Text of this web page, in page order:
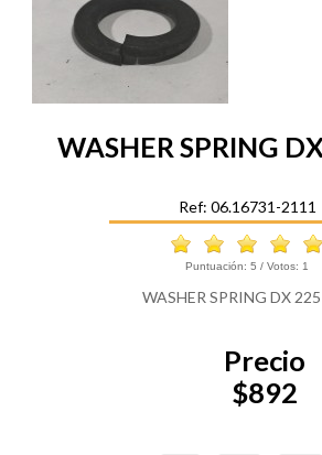
WASHER SPRING
Ref: 06.16731-2111
Puntuación: 5 / Votos: 1
WASHER SPRING DX
Precio
$892